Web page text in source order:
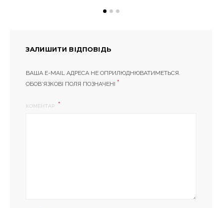
ЗАЛИШИТИ ВІДПОВІДЬ
ВАША E-MAIL АДРЕСА НЕ ОПРИЛЮДНЮВАТИМЕТЬСЯ.
ОБОВ’ЯЗКОВІ ПОЛЯ ПОЗНАЧЕНІ *
КОМЕНТАР